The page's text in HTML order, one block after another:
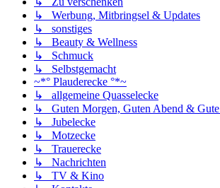
↳ Werbung, Mitbringsel & Updates
↳ sonstiges
↳ Beauty & Wellness
↳ Schmuck
↳ Selbstgemacht
~*° Plauderecke °*~
↳ allgemeine Quasselecke
↳ Guten Morgen, Guten Abend &
↳ Jubelecke
↳ Motzecke
↳ Trauerecke
↳ Nachrichten
↳ TV & Kino